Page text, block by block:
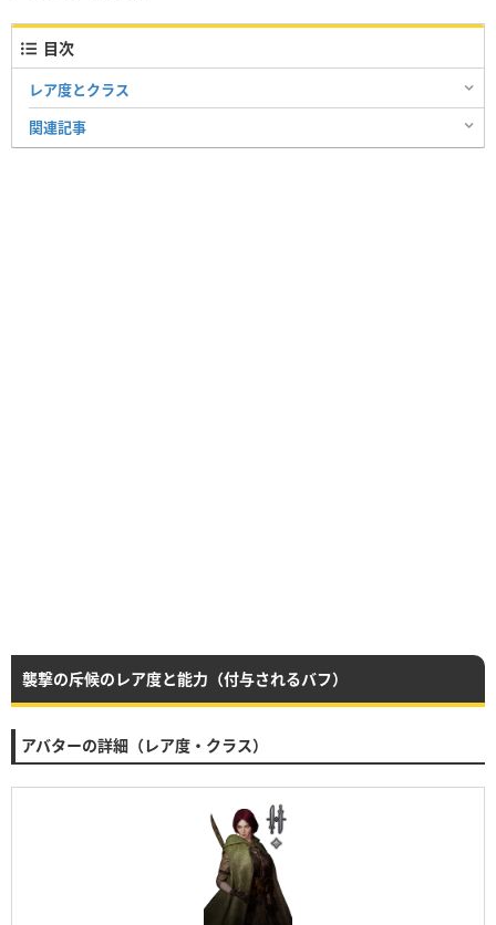
目次
レア度とクラス
関連記事
襲撃の斥候のレア度と能力（付与されるバフ）
アバターの詳細（レア度・クラス）